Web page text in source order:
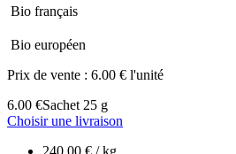
Bio français
Bio européen
Prix de vente : 6.00 € l'unité
6.00 €Sachet 25 g
Choisir une livraison
240.00 € / kg